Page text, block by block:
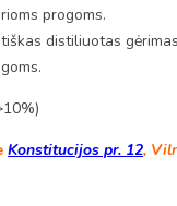
progoms.
distiliuotas
Konstitucijos pr. 12,